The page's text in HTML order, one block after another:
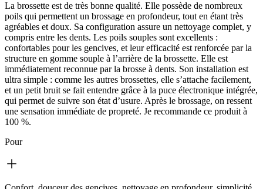
La brossette est de très bonne qualité. Elle possède de nombreux
poils qui permettent un brossage en profondeur, tout en étant très
agréables et doux. Sa configuration assure un nettoyage complet, y
compris entre les dents. Les poils souples sont excellents :
confortables pour les gencives, et leur efficacité est renforcée par la
structure en gomme souple à l’arrière de la brossette. Elle est
immédiatement reconnue par la brosse à dents. Son installation est
ultra simple : comme les autres brossettes, elle s’attache facilement,
et un petit bruit se fait entendre grâce à la puce électronique intégrée,
qui permet de suivre son état d’usure. Après le brossage, on ressent
une sensation immédiate de propreté. Je recommande ce produit à
100 %.
Pour